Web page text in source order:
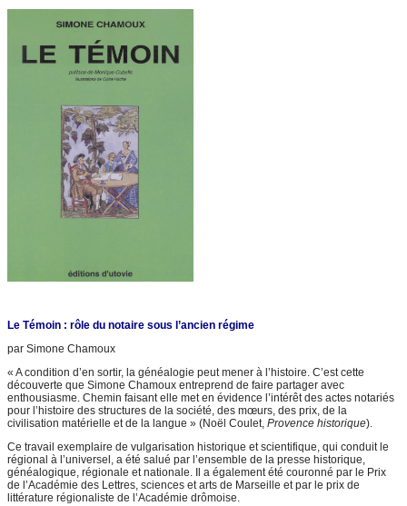
Le Témoin : rôle du notaire sous l’ancien régime
par Simone Chamoux
« A condition d’en sortir, la généalogie peut mener à l’histoire. C’est cette
découverte que Simone Chamoux entreprend de faire partager avec
enthousiasme. Chemin faisant elle met en évidence l’intérêt des actes notariés
pour l’histoire des structures de la société, des mœurs, des prix, de la
civilisation matérielle et de la langue » (Noël Coulet, Provence historique).
Ce travail exemplaire de vulgarisation historique et scientifique, qui conduit le
régional à l’universel, a été salué par l’ensemble de la presse historique,
généalogique, régionale et nationale. Il a également été couronné par le Prix
de l’Académie des Lettres, sciences et arts de Marseille et par le prix de
littérature régionaliste de l’Académie drômoise.